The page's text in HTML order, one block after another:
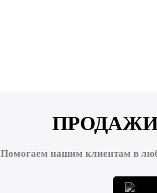
Помогаем нашим клиентам в